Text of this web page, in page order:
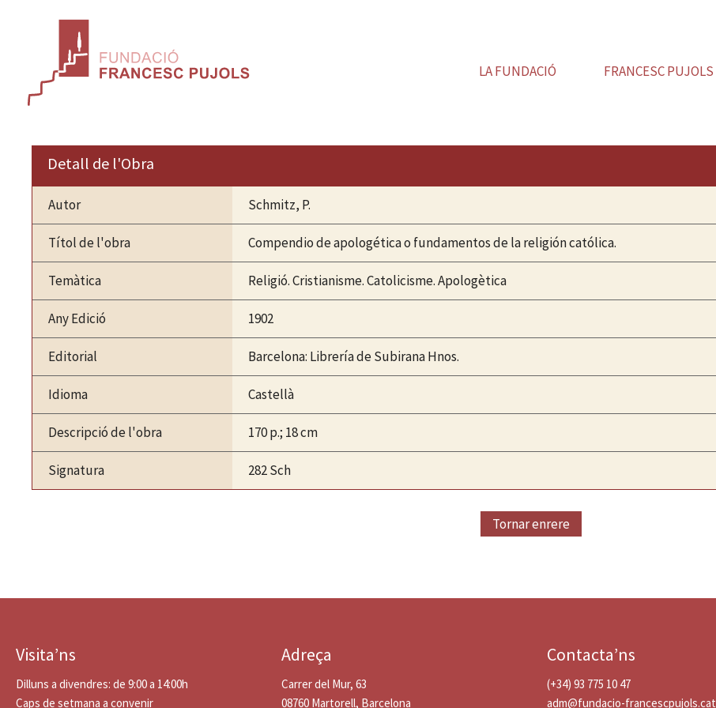
LA FUNDACIÓ
FRANCESC PUJOLS
Detall de l'Obra
Autor Schmitz, P.
Títol de l'obra Compendio de apologética o fundamentos de la religión católica.
Temàtica Religió. Cristianisme. Catolicisme. Apologètica
Any Edició 1902
Editorial Barcelona: Librería de Subirana Hnos.
Idioma Castellà
Descripció de l'obra 170 p.; 18 cm
Signatura 282 Sch
Tornar enrere
Visita’ns
Dilluns a divendres: de 9:00 a 14:00h
Caps de setmana a convenir
Adreça
Carrer del Mur, 63
08760 Martorell, Barcelona
Contacta’ns
(+34) 93 775 10 47
adm@fundacio-francescpujols.cat